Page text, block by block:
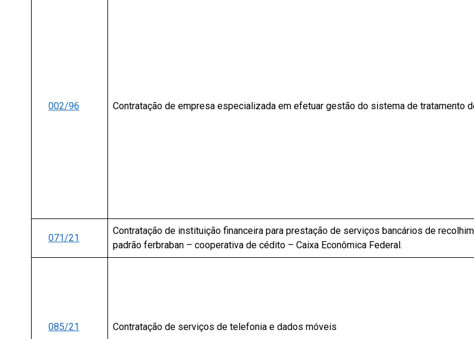
002/96 Contratação de empresa especializada em efetuar gestão do sistema de tratamento
071/21
Contratação de instituição financeira para prestação de serviços bancários de
padrão ferbraban – cooperativa de cédito – Caixa Econômica Federal.
085/21 Contratação de serviços de telefonia e dados móveis